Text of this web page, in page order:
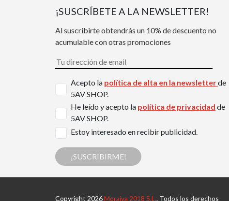
¡SUSCRÍBETE A LA NEWSLETTER!
Al suscribirte obtendrás un 10% de descuento no
acumulable con otras promociones
Acepto la política de alta en la newsletterde
5AV SHOP.
He leído y acepto la política de privacidad de
5AV SHOP.
Estoy interesado en recibir publicidad.
¡SUSCRIBIRME!
Copyright 2026Moraiva 2018 S.L.. Todos los derechos